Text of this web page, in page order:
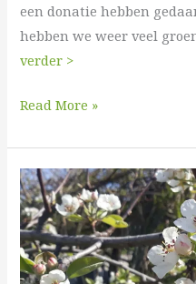
een donatie hebben
hebben we weer veel
verder >
Read More »
De
Groene
Herstelacademie